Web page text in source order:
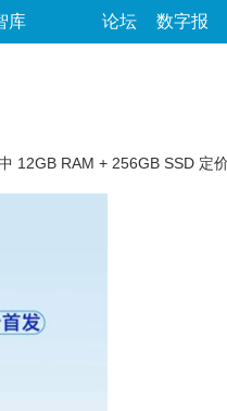
库 论坛 数字报
12GB RAM + 256GB SSD 定